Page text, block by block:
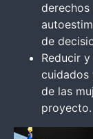
de
Reducir
cuidados
de las
proyecto.